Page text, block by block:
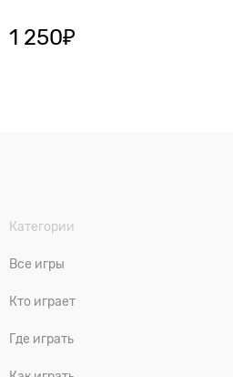
1 250₽
Категории
Все игры
Кто играет
Где играть